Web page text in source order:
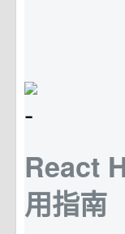
React
用指南